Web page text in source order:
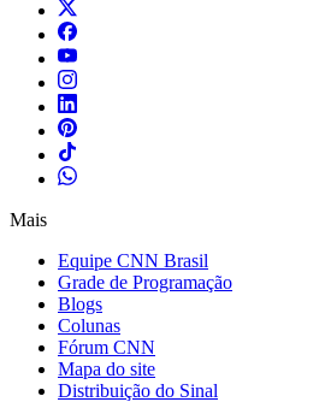
Mais
Equipe CNN Brasil
Grade de Programação
Blogs
Colunas
Fórum CNN
Mapa do site
Distribuição do Sinal